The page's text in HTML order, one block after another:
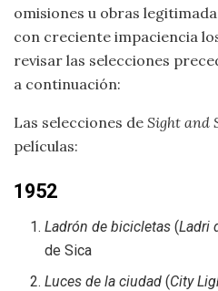
omisiones u obras
con creciente impaciencia
revisar las selecciones
a continuación:
Las selecciones de Sight and
películas:
1952
Ladrón de bicicletas (Ladri
de Sica
Luces de la ciudad (City